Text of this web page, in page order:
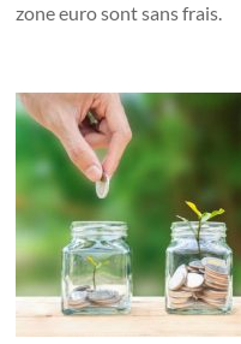
zone euro sont sans frais.